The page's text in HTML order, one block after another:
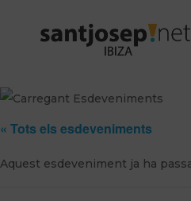
« Tots els esdeveniments
Aquest esdeveniment ja ha